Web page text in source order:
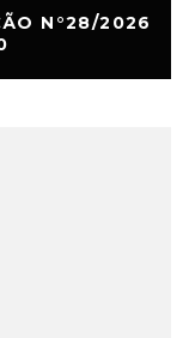
N°28/2026